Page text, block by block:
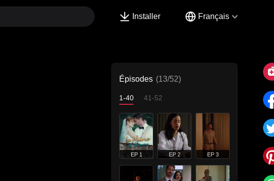
Installer Français
Épisodes (13/52)
1-40 41-52
EP 1 EP 2 EP 3